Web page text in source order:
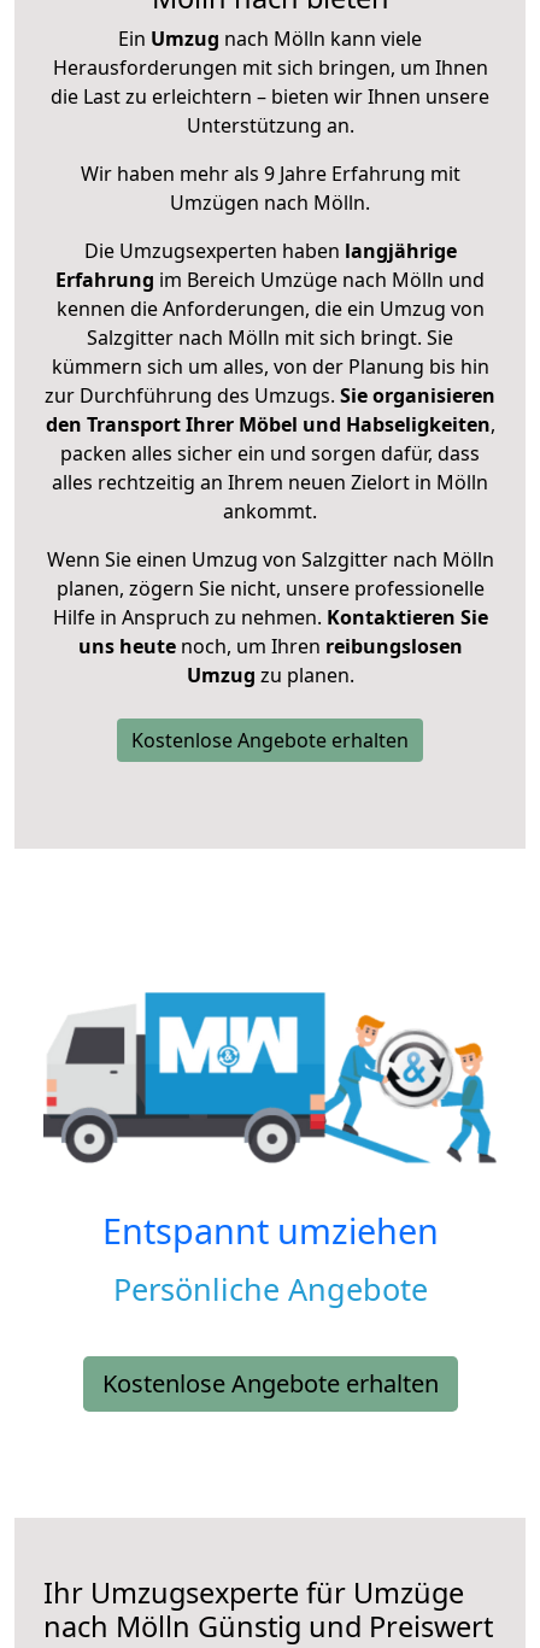
Ein Umzug nach Mölln kann viele
Herausforderungen mit sich bringen, um Ihnen
die Last zu erleichtern – bieten wir Ihnen unsere
Unterstützung an.
Wir haben mehr als 9 Jahre Erfahrung mit
Umzügen nach Mölln.
Die Umzugsexperten haben langjährige
Erfahrung im Bereich Umzüge nach Mölln und
kennen die Anforderungen, die ein Umzug von
Salzgitter nach Mölln mit sich bringt. Sie
kümmern sich um alles, von der Planung bis hin
zur Durchführung des Umzugs. Sie organisieren
den Transport Ihrer Möbel und Habseligkeiten,
packen alles sicher ein und sorgen dafür, dass
alles rechtzeitig an Ihrem neuen Zielort in Mölln
ankommt.
Wenn Sie einen Umzug von Salzgitter nach Mölln
planen, zögern Sie nicht, unsere professionelle
Hilfe in Anspruch zu nehmen. Kontaktieren Sie
uns heutenoch, um Ihren reibungslosen
Umzug zu planen.
Kostenlose Angebote erhalten
Entspannt umziehen
Persönliche Angebote
Kostenlose Angebote erhalten
Ihr Umzugsexperte für Umzüge
nach Mölln Günstig und Preiswert